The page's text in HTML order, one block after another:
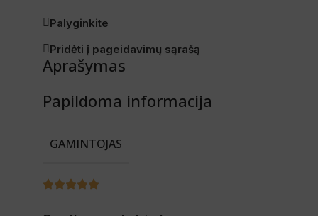
Palyginkite
Pridėti į pageidavimų sąrašą
Aprašymas
Papildoma informacija
GAMINTOJAS